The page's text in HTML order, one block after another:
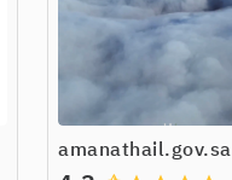
amanathail.gov.sa